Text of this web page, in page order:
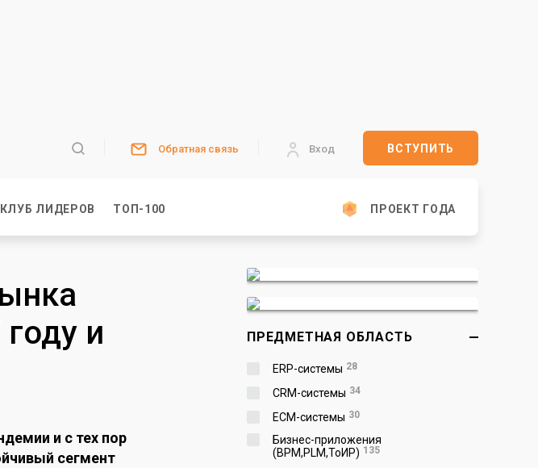
Обратная связь Вход ВСТУПИТЬ
КЛУБ ЛИДЕРОВ ТОП-100 ПРОЕКТ ГОДА
и
и с тех пор
сегмент
ПРЕДМЕТНАЯ ОБЛАСТЬ
ERP-системы 28
CRM-системы 34
ECM-системы 30
Бизнес-приложения
(BPM,PLM,ToИР) 135